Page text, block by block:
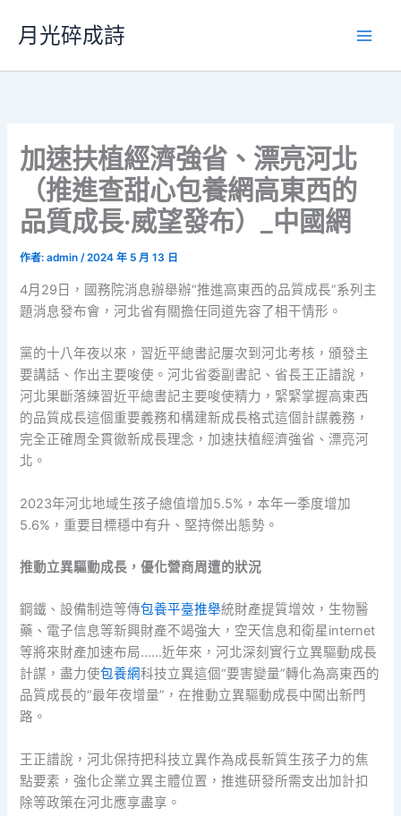
要
月光碎成詩
加速扶植經濟強省、漂亮河北
（推進查甜心包養網高東西的
品質成長·威望發布）_中國網
作者:admin/2024 年 5 月 13 日
4月29日，國務院消息辦舉辦“推進高東西的品質成長”系列主
題消息發布會，河北省有關擔任同道先容了相干情形。
黨的十八年夜以來，習近平總書記屢次到河北考核，頒發主
要講話、作出主要唆使。河北省委副書記、省長王正譜說，
河北果斷落練習近平總書記主要唆使精力，緊緊掌握高東西
的品質成長這個重要義務和構建新成長格式這個計謀義務，
完全正確周全貫徹新成長理念，加速扶植經濟強省、漂亮河
北。
2023年河北地域生孩子總值增加5.5%，本年一季度增加
5.6%，重要目標穩中有升、堅持傑出態勢。
推動立異驅動成長，優化營商周遭的狀況
鋼鐵、設備制造等傳包養平臺推舉統財產提質增效，生物醫
藥、電子信息等新興財產不竭強大，空天信息和衛星internet
等將來財產加速布局……近年來，河北深刻實行立異驅動成長
計謀，盡力使包養網科技立異這個“要害變量”轉化為高東西的
品質成長的“最年夜增量”，在推動立異驅動成長中闖出新門
路。
王正譜說，河北保持把科技立異作為成長新質生孩子力的焦
點要素，強化企業立異主體位置，推進研發所需支出加計扣
除等政策在河北應享盡享。